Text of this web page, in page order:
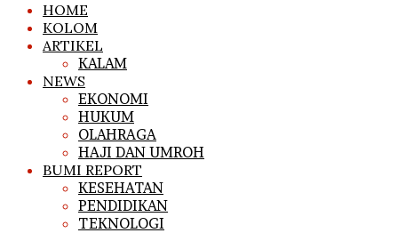
HOME
KOLOM
ARTIKEL
KALAM
NEWS
EKONOMI
HUKUM
OLAHRAGA
HAJI DAN UMROH
BUMI REPORT
KESEHATAN
PENDIDIKAN
TEKNOLOGI